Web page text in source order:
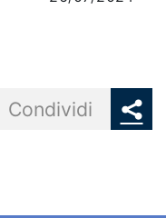
Condividi